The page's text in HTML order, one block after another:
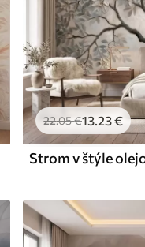
22.05€13.23€